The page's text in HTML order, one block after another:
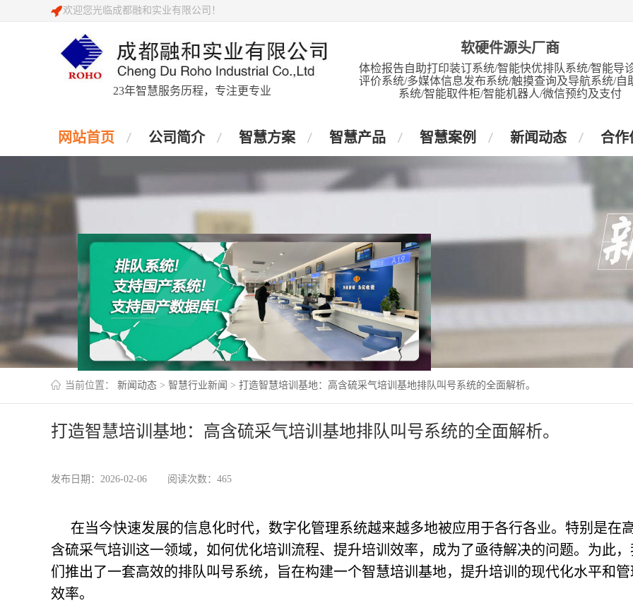
欢迎您光临成都融和实业有限公司！
23年智慧服务历程，专注更专业
软硬件源头厂商
体检报告自助打印装订系统/智能快优排队系统/智能导
评价系统/多媒体信息发布系统/触摸查询及导航系统/自
系统/智能取件柜/智能机器人/微信预约及支付
网站首页 公司简介 智慧方案 智慧产品 智慧案例 新闻动态 合作
当前位置： 新闻动态 > 智慧行业新闻 > 打造智慧培训基地：高含硫采气培训基地排队叫号系统的全面解析。
打造智慧培训基地：高含硫采气培训基地排队叫号系统的全面解析。
发布日期：2026-02-06 阅读次数：465
在当今快速发展的信息化时代，数字化管理系统越来越多地被应用于各行各业。特别是在
含硫采气培训这一领域，如何优化培训流程、提升培训效率，成为了亟待解决的问题。为此，
们推出了一套高效的排队叫号系统，旨在构建一个智慧培训基地，提升培训的现代化水平和管
效率。